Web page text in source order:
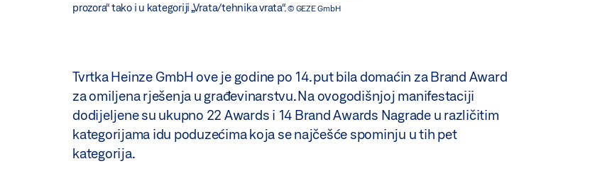
prozora“ tako i u kategoriji „Vrata/tehnika vrata“. © GEZE GmbH
Tvrtka Heinze GmbH ove je godine po 14. put bila domaćin za Brand Award
za omiljena rješenja u građevinarstvu. Na ovogodišnjoj manifestaciji
dodijeljene su ukupno 22 Awards i 14 Brand Awards Nagrade u različitim
kategorijama idu poduzećima koja se najčešće spominju u tih pet
kategorija.